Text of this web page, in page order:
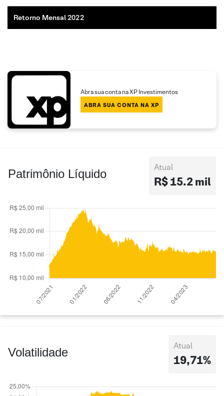
Retorno Mensal 2022
Abra sua conta na XP Investimentos
ABRA SUA CONTA NA XP
Patrimônio Líquido Atual
R$ 15.2 mil
Volatilidade Atual
19,71%